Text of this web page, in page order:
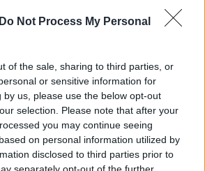
Do Not Process My Personal
of the sale, sharing to third parties, or
or sensitive information for
by us, please use the below opt-out
selection. Please note that after your
you may continue seeing
on personal information utilized by
disclosed to third parties prior to
separately opt-out of the further
ίδρυμα για να εκτίσει
οι συγκρατούμενες αν
να μοιράζονται το ίδιο κελί
με έναν βιαστή με άθιχτα τα
καλύτερα. Και οι